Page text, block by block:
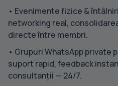
• Evenimente fizice &
networking real,
directe între membri.
• Grupuri WhatsApp private
suport rapid, feedback
consultanții — 24/7.